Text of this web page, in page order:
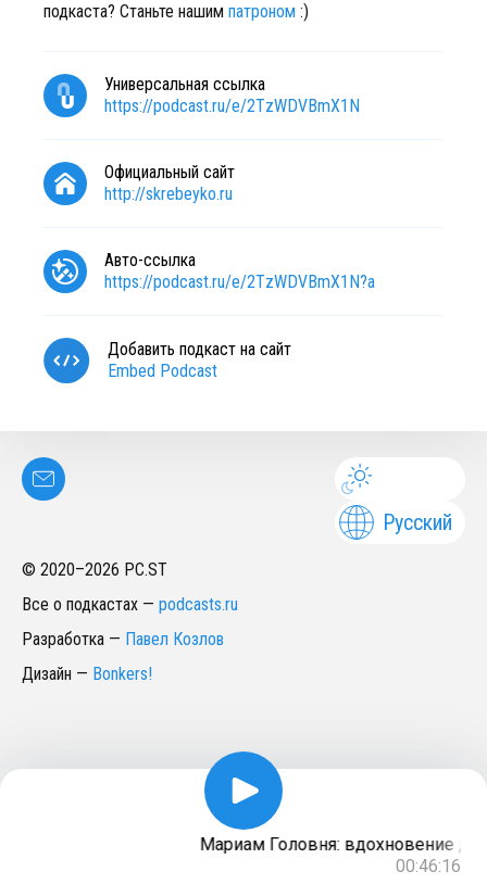
подкаста? Станьте нашим патроном :)
Универсальная ссылка
https://podcast.ru/e/2TzWDVBmX1N
Официальный сайт
http://skrebeyko.ru
Авто-ссылка
https://podcast.ru/e/2TzWDVBmX1N?a
Добавить подкаст на сайт
Embed Podcast
Русский
© 2020–2026 PC.ST
Все о подкастах — podcasts.ru
Разработка — Павел Козлов
Дизайн — Bonkers!
Мариам Головня: вдохновение для
00:46:16